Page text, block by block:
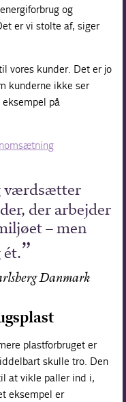
og
er vi stolte af, siger
vores kunder. Det er jo
kunderne ikke ser
på
værdsætter
der arbejder
– men
ét.
Danmark
plastforbruget er
skulle tro. Den
at vikle paller ind i,
eksempel er